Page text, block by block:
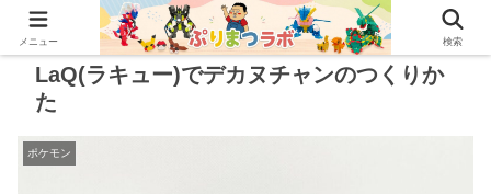
LaQ(ラキュー)でデカヌチャンのつくりか
た
ポケモン
メニュー 検索